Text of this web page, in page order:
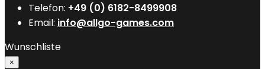
Telefon: +49 (0) 6182-8499908
Email: info@allgo-games.com
Wunschliste
×